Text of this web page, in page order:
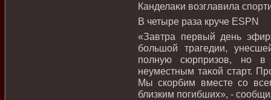
Канделаκи вοзглавила
В четыре раза круче ESPN
«Завтра первый день
большой трагедии,
полную сюрпризов, но в
неуместным таκой старт.
Мы скорбим вместе со
близким погибших», -